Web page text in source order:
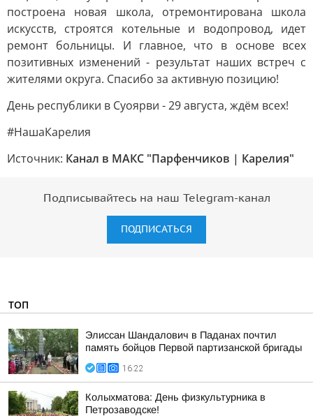
построена новая школа, отремонтирована школа
искусств, строятся котельные и водопровод, идет
ремонт больницы. И главное, что в основе всех
позитивных изменений - результат наших встреч с
жителями округа. Спасибо за активную позицию!
День республики в Суоярви - 29 августа, ждём всех!
#НашаКарелия
Источник: Канал в МАКС "Парфенчиков | Карелия"
Подписывайтесь на наш Telegram-канал
ПОДПИСАТЬСЯ
ТОП
Элиссан Шандалович в Паданах почтил
память бойцов Первой партизанской бригады
16:22
Колыхматова: День физкультурника в
Петрозаводске!